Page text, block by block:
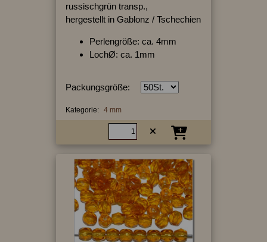
russischgrün transp.,
hergestellt in Gablonz / Tschechien
Perlengröße: ca. 4mm
LochØ: ca. 1mm
Packungsgröße:
Kategorie: 4 mm